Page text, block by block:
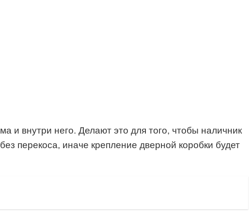
и внутри него. Делают это для того, чтобы наличник
перекоса, иначе крепление дверной коробки будет